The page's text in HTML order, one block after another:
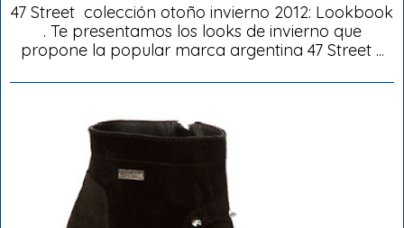
47 Street colección otoño invierno 2012: Lookbook
. Te presentamos los looks de invierno que
propone la popular marca argentina 47 Street ...